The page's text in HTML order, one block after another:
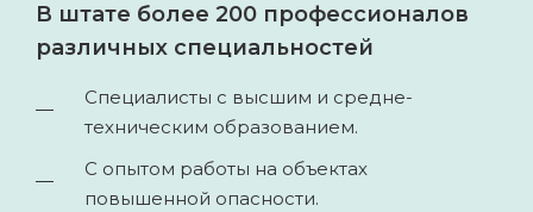
В штате более 200 профессионалов
различных специальностей
Специалисты с высшим и средне-
техническим образованием.
С опытом работы на объектах
повышенной опасности.